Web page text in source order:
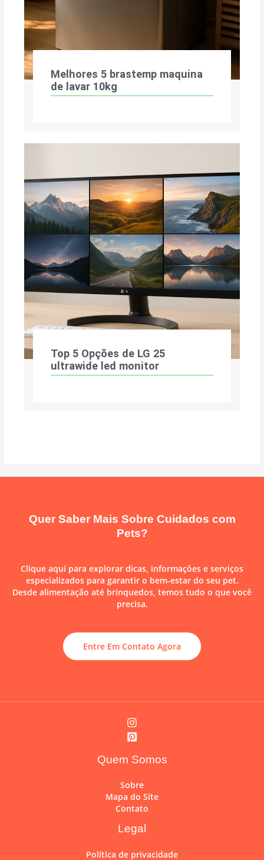
Melhores 5 brastemp maquina
de lavar 10kg
Top 5 Opções de LG 25
ultrawide led monitor
Quer Saber Mais Sobre Cuidados com
Pets?
Clique aqui para explorar dicas, informações e serviços
especializados para garantir o bem-estar do seu pet.
Desde alimentação até brinquedos, temos tudo o que você
precisa.
Entre Em Contato Agora
Quem Somos
Sobre
Mapa do Site
Contato
Legal
Política de privacidade